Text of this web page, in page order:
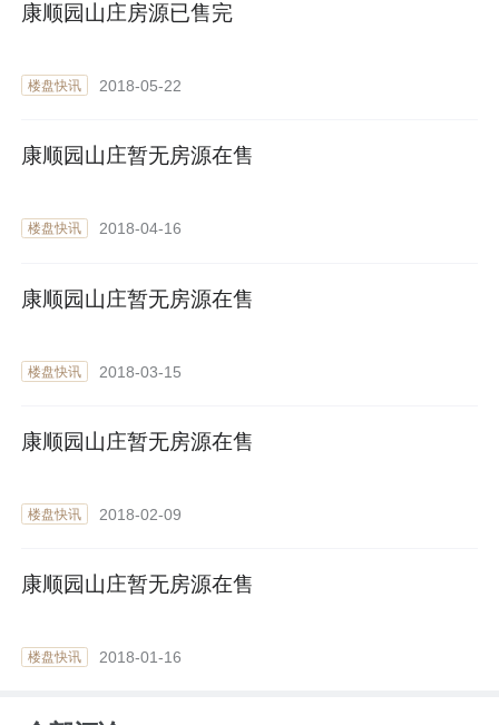
康顺园山庄房源已售完
楼盘快讯 2018-05-22
康顺园山庄暂无房源在售
楼盘快讯 2018-04-16
康顺园山庄暂无房源在售
楼盘快讯 2018-03-15
康顺园山庄暂无房源在售
楼盘快讯 2018-02-09
康顺园山庄暂无房源在售
楼盘快讯 2018-01-16